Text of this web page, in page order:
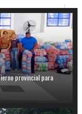
provincial para